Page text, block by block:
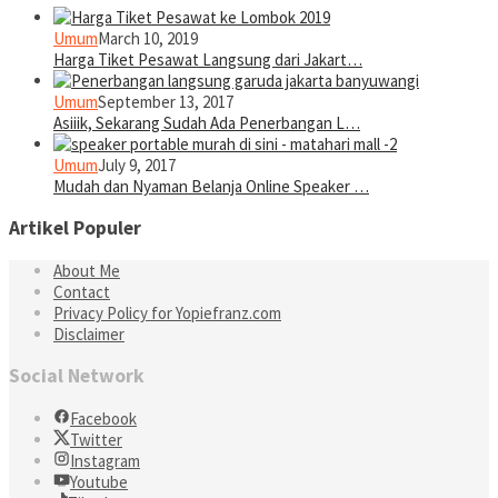
UmumMarch 10, 2019
Harga Tiket Pesawat Langsung dari Jakart…
UmumSeptember 13, 2017
Asiiik, Sekarang Sudah Ada Penerbangan L…
UmumJuly 9, 2017
Mudah dan Nyaman Belanja Online Speaker …
Artikel Populer
About Me
Contact
Privacy Policy for Yopiefranz.com
Disclaimer
Social Network
Facebook
Twitter
Instagram
Youtube